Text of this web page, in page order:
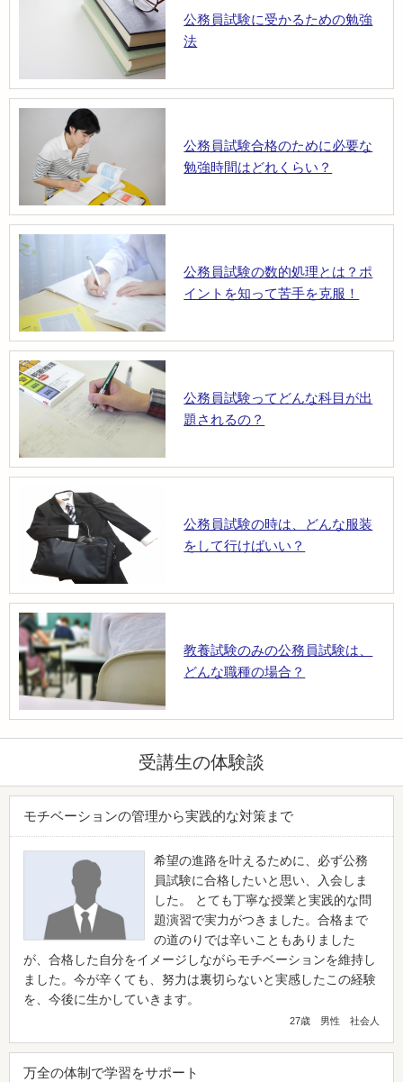
公務員試験に受かるための勉強
法
公務員試験合格のために必要な
勉強時間はどれくらい？
公務員試験の数的処理とは？ポ
イントを知って苦手を克服！
公務員試験ってどんな科目が出
題されるの？
公務員試験の時は、どんな服装
をして行けばいい？
教養試験のみの公務員試験は、
どんな職種の場合？
受講生の体験談
モチベーションの管理から実践的な対策まで
希望の進路を叶えるために、必ず公務
員試験に合格したいと思い、入会しま
した。 とても丁寧な授業と実践的な問
題演習で実力がつきました。合格まで
の道のりでは辛いこともありました
が、合格した自分をイメージしながらモチベーションを維持し
ました。今が辛くても、努力は裏切らないと実感したこの経験
を、今後に生かしていきます。
27歳 男性 社会人
万全の体制で学習をサポート